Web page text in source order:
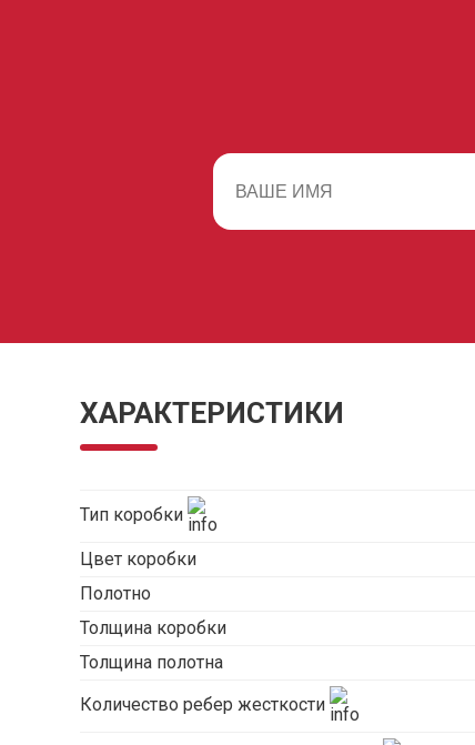
ХАРАКТЕРИСТИКИ
Тип коробки
Цвет коробки
Полотно
Толщина коробки
Толщина полотна
Количество ребер жесткости